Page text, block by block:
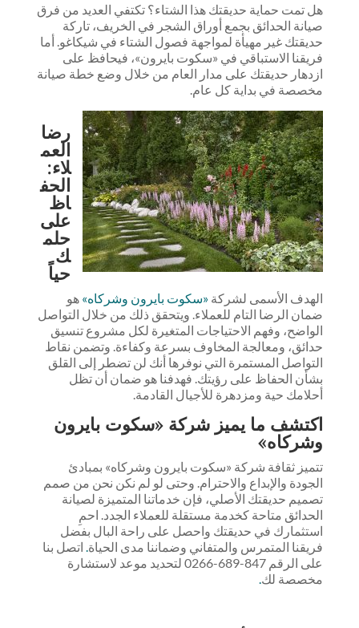
هل تمت حماية حديقتك هذا الشتاء؟ تكتفي العديد من فرق
صيانة الحدائق بجمع أوراق الشجر في الخريف، تاركة
حديقتك غير مهيأة لمواجهة فصول الشتاء في شيكاغو. أما
فريقنا الاستباقي في «سكوت بايرون»، فيحافظ على
ازدهار حديقتك على مدار العام من خلال وضع خطة صيانة
مخصصة في بداية كل عام.
رضا
العم
لاء:
الحف
اظ
على
حلم
ك
حياً
الهدف الأسمى لشركة «سكوت بايرون وشركاه» هو
ضمان الرضا التام للعملاء. ويتحقق ذلك من خلال التواصل
الواضح، وفهم الاحتياجات المتغيرة لكل مشروع تنسيق
حدائق، ومعالجة المخاوف بسرعة وكفاءة. وتضمن نقاط
التواصل المستمرة التي نوفرها أنك لن تضطر إلى القلق
بشأن الحفاظ على رؤيتك. فهدفنا هو ضمان أن تظل
أحلامك حية ومزدهرة للأجيال القادمة.
اكتشف ما يميز شركة «سكوت بايرون
وشركاه»
تتميز ثقافة شركة «سكوت بايرون وشركاه» بمبادئ
الجودة والإبداع والاحترام. وحتى لو لم نكن نحن من صمم
تصميم حديقتك الأصلي، فإن خدماتنا المتميزة لصيانة
الحدائق متاحة كخدمة مستقلة للعملاء الجدد. احمِ
استثمارك في حديقتك واحصل على راحة البال بفضل
فريقنا المتمرس والمتفاني وضماننا مدى الحياة.اتصل بنا
على الرقم 847-689-0266 لتحديد موعد لاستشارة
مخصصة لك.